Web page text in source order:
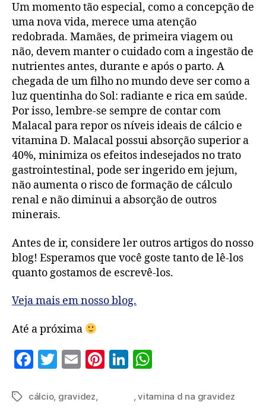
Um momento tão especial, como a concepção de
uma nova vida, merece uma atenção
redobrada. Mamães, de primeira viagem ou
não, devem manter o cuidado com a ingestão de
nutrientes antes, durante e após o parto. A
chegada de um filho no mundo deve ser como a
luz quentinha do Sol: radiante e rica em saúde.
Por isso, lembre-se sempre de contar com
Malacal para repor os níveis ideais de cálcio e
vitamina D. Malacal possui absorção superior a
40%, minimiza os efeitos indesejados no trato
gastrointestinal, pode ser ingerido em jejum,
não aumenta o risco de formação de cálculo
renal e não diminui a absorção de outros
minerais.
Antes de ir, considere ler outros artigos do nosso
blog! Esperamos que você goste tanto de lê-los
quanto gostamos de escrevê-los.
Veja mais em nosso blog.
Até a próxima
F
c
T
itt
E
ai
Pi Li
k at
cálcio, gravidez, ,vitamina d na gravidez